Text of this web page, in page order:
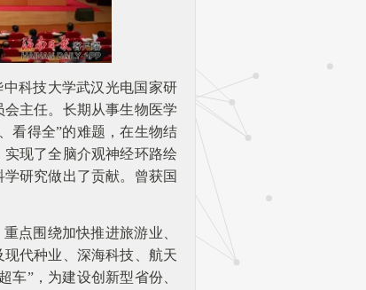
科技大学武汉光电国家研
主任。长期从事生物医学
看得全”的难题，在生物结
现了全脑介观神经环路绘
研究做出了贡献。曾获国
点围绕加快推进旅游业、
代种业、深海科技、航天
车”，为建设创新型省份、